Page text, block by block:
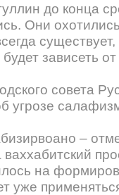
до конца
Они
зависеть от
совета
угрозе
–
на
уже